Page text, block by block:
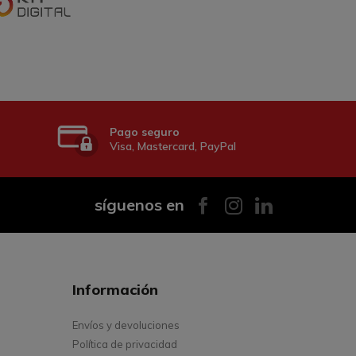
Pago seguro
Visa, Mastercard, PayPal
síguenos en
Información
Envíos y devoluciones
Política de privacidad